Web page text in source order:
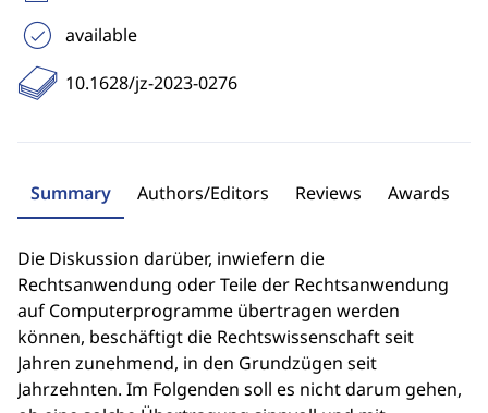
available
10.1628/jz-2023-0276
Summary Authors/Editors Reviews Awards
Die Diskussion darüber, inwiefern die
Rechtsanwendung oder Teile der Rechtsanwendung
auf Computerprogramme übertragen werden
können, beschäftigt die Rechtswissenschaft seit
Jahren zunehmend, in den Grundzügen seit
Jahrzehnten. Im Folgenden soll es nicht darum gehen,